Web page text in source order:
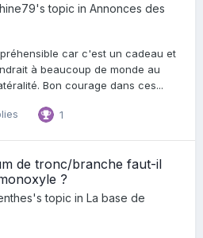
's topic in Annonces des
car c'est un cadeau et
à beaucoup de monde au
Bon courage dans ces...
1
de tronc/branche faut-il
?
's topic in La base de